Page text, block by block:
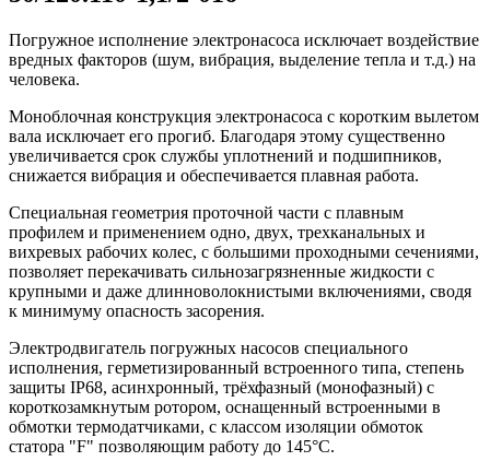
Погружное исполнение электронасоса исключает воздействие
вредных факторов (шум, вибрация, выделение тепла и т.д.) на
человека.
Моноблочная конструкция электронасоса с коротким вылетом
вала исключает его прогиб. Благодаря этому существенно
увеличивается срок службы уплотнений и подшипников,
снижается вибрация и обеспечивается плавная работа.
Специальная геометрия проточной части с плавным
профилем и применением одно, двух, трехканальных и
вихревых рабочих колес, с большими проходными сечениями,
позволяет перекачивать сильнозагрязненные жидкости с
крупными и даже длинноволокнистыми включениями, сводя
к минимуму опасность засорения.
Электродвигатель погружных насосов специального
исполнения, герметизированный встроенного типа, степень
защиты IP68, асинхронный, трёхфазный (монофазный) с
короткозамкнутым ротором, оснащенный встроенными в
обмотки термодатчиками, с классом изоляции обмоток
статора "F" позволяющим работу до 145°С.